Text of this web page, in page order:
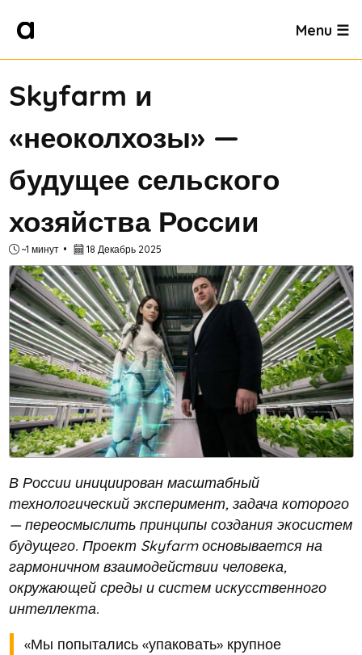
Menu ☰
Skyfarm и
«неоколхозы» —
будущее сельского
хозяйства России
~1 минут 18 Декабрь 2025
В России инициирован масштабный
технологический эксперимент, задача которого
— переосмыслить принципы создания экосистем
будущего. Проект Skyfarm основывается на
гармоничном взаимодействии человека,
окружающей среды и систем искусственного
интеллекта.
«Мы попытались «упаковать» крупное